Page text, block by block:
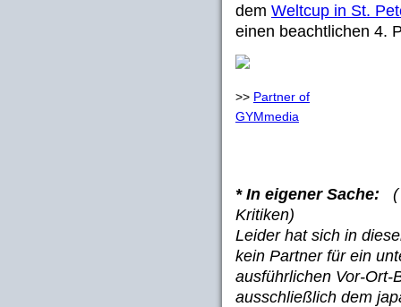
dem Weltcup in St.
einen beachtlichen 4.
>> Partner of
GYMmedia
* In eigener Sache:
Kritiken)
Leider hat sich in
kein Partner für ein
ausführlichen Vor-Ort-
ausschließlich dem